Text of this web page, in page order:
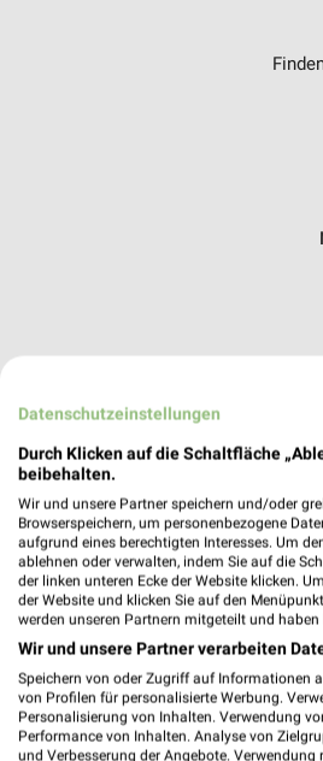
Fahrrad XXL
Dohnaer
01257
Heute 10:00
Datenschutzeinstellungen
Durch Klicken auf die Schaltfläche
beibehalten.
Wir und unsere Partner speichern und/oder
Browserspeichern, um personenbezogene
aufgrund eines berechtigten Interesses. Um
ablehnen oder verwalten, indem Sie auf die
der linken unteren Ecke der Website klicken.
der Website und klicken Sie auf den
werden unseren Partnern mitgeteilt und
Wir und unsere Partner verarbeiten
Speichern von oder Zugriff auf Informationen
von Profilen für personalisierte Werbung.
Personalisierung von Inhalten. Verwendung
Performance von Inhalten. Analyse von
und Verbesserung der Angebote.